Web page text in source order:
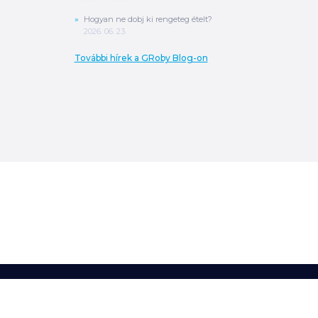
Hogyan ne dobj ki rengeteg ételt?
2026. 06. 23.
További hírek a GRoby Blog-on